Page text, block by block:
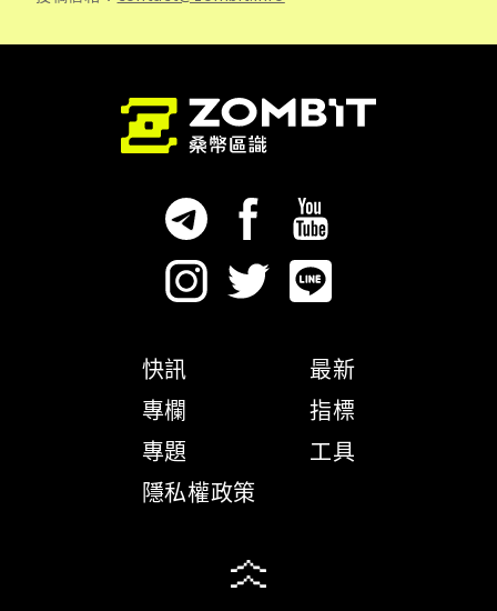
快訊
專欄
專題
隱私權政策
最新
指標
工具